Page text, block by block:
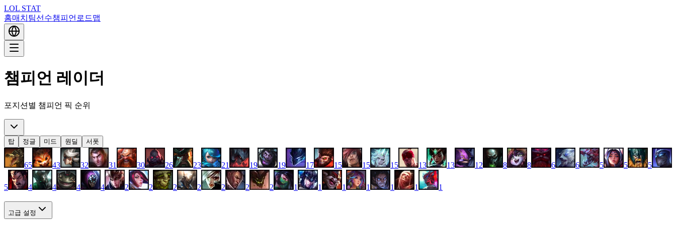
LOL STAT
홈매치 팀선수챔피언 로드맵
챔피언 레이더
포지션별 챔피언 픽 순위
탑 정글 미드 원딜 서폿
65 43 32 31 30 26 23 21 19 19 17 15 15 15 13 13 12 8 8 6 6 5 5 5
5 4 4 4 4 2 2 2 2 2 2 2 1 1 1 1 1 1 1
고급 설정